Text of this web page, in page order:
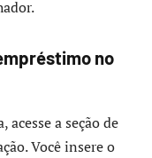
no
a seção de
Você insere o